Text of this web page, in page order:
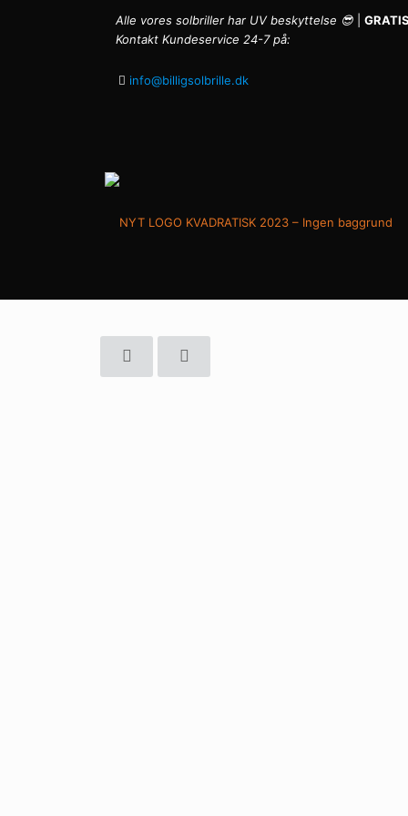
Alle vores solbriller har UV beskyttelse 😎
Kontakt Kundeservice 24-7 på:
info@billigsolbrille.dk